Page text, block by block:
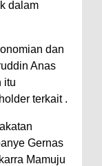
dalam
dan
Anas
itu
terkait .
Gernas
Mamuju